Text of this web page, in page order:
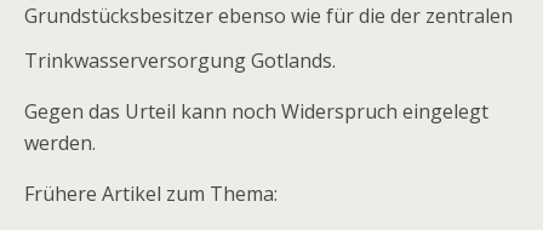
Grundstücksbesitzer ebenso wie für die der zentralen
Trinkwasserversorgung Gotlands.
Gegen das Urteil kann noch Widerspruch eingelegt
werden.
Frühere Artikel zum Thema: